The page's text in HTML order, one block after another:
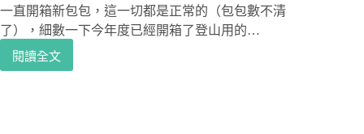
又
低
調，
適
一直開箱新包包，這一切都是正常的（包包數不清
了），細數一下今年度已經開箱了登山用的…
閱讀全文
攝